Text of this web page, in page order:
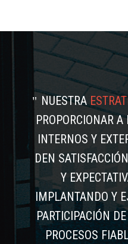
NUESTRA
PROPORCIONAR
INTERNOS Y
DEN
Y
IMPLANTANDO Y
PARTICIPACIÓN
PROCESOS